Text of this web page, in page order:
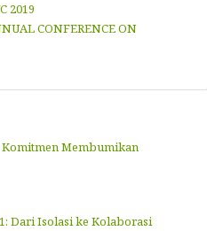
2019
CONFERENCE ON
Komitmen Membumikan
Dari Isolasi ke Kolaborasi